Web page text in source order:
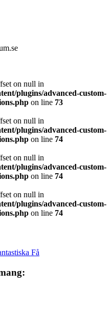
on null in
plugins/advanced-custom-
on line 73
on null in
plugins/advanced-custom-
on line 74
on null in
plugins/advanced-custom-
on line 74
on null in
plugins/advanced-custom-
on line 74
Få